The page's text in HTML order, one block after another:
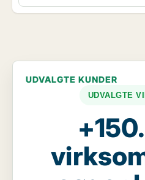
UDVALGTE KUNDER
UDVALGTE